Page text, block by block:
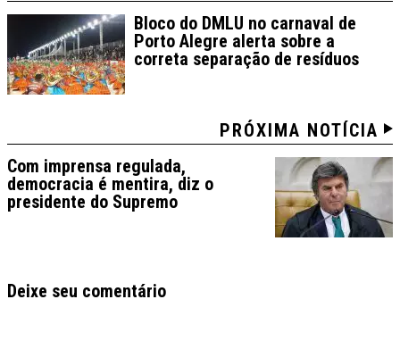
Bloco do DMLU no carnaval de
Porto Alegre alerta sobre a
correta separação de resíduos
PRÓXIMA NOTÍCIA
Com imprensa regulada,
democracia é mentira, diz o
presidente do Supremo
Deixe seu comentário